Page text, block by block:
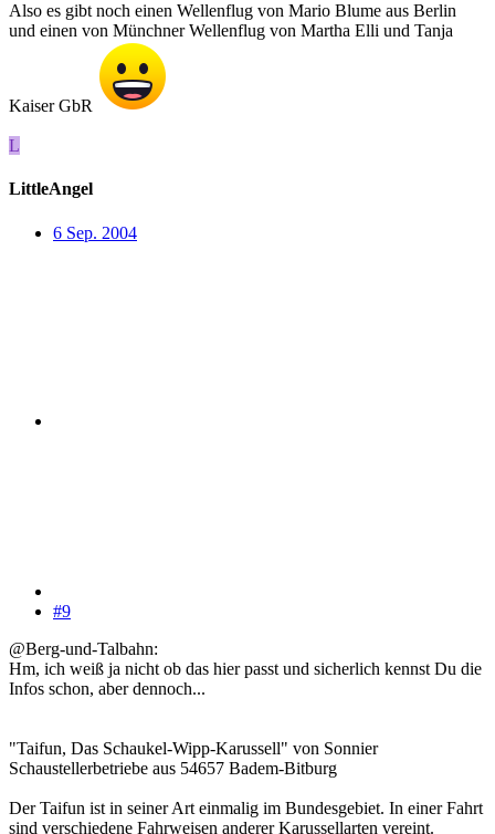
Also es gibt noch einen Wellenflug von Mario Blume aus Berlin
und einen von Münchner Wellenflug von Martha Elli und Tanja
Kaiser GbR
L
LittleAngel
6 Sep. 2004
#9
@Berg-und-Talbahn:
Hm, ich weiß ja nicht ob das hier passt und sicherlich kennst Du die
Infos schon, aber dennoch...
"Taifun, Das Schaukel-Wipp-Karussell" von Sonnier
Schaustellerbetriebe aus 54657 Badem-Bitburg
Der Taifun ist in seiner Art einmalig im Bundesgebiet. In einer Fahrt
sind verschiedene Fahrweisen anderer Karussellarten vereint.